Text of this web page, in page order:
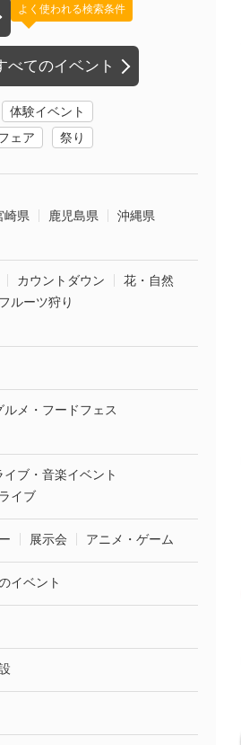
べてのイベント
よく使われる検索条件
体験イベント
ェア
祭り
崎県 鹿児島県
沖縄県
カウントダウン
花・自然
ルーツ狩り
ルメ・フードフェス
イブ・音楽イベント
イブ
展示会 アニメ・ゲーム
イベント